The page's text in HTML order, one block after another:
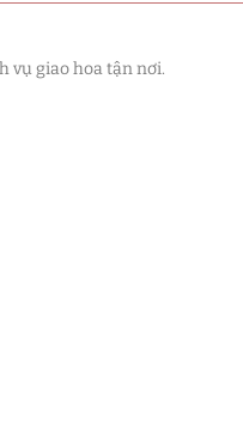
vụ giao hoa tận nơi.